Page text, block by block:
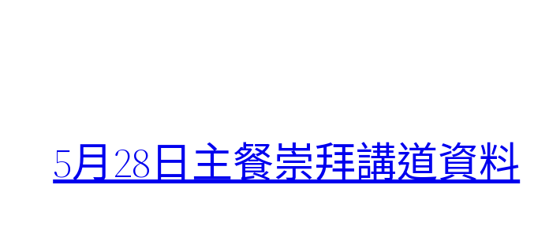
5月28日主餐崇拜講道資料